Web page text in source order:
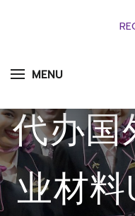
MENU
代办国
业材